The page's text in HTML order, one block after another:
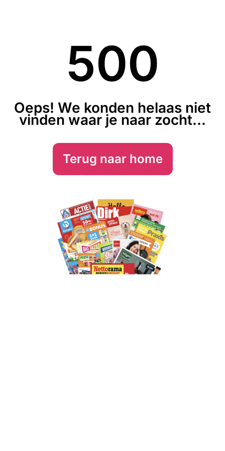
500
Oeps! We konden helaas niet
vinden waar je naar zocht...
Terug naar home